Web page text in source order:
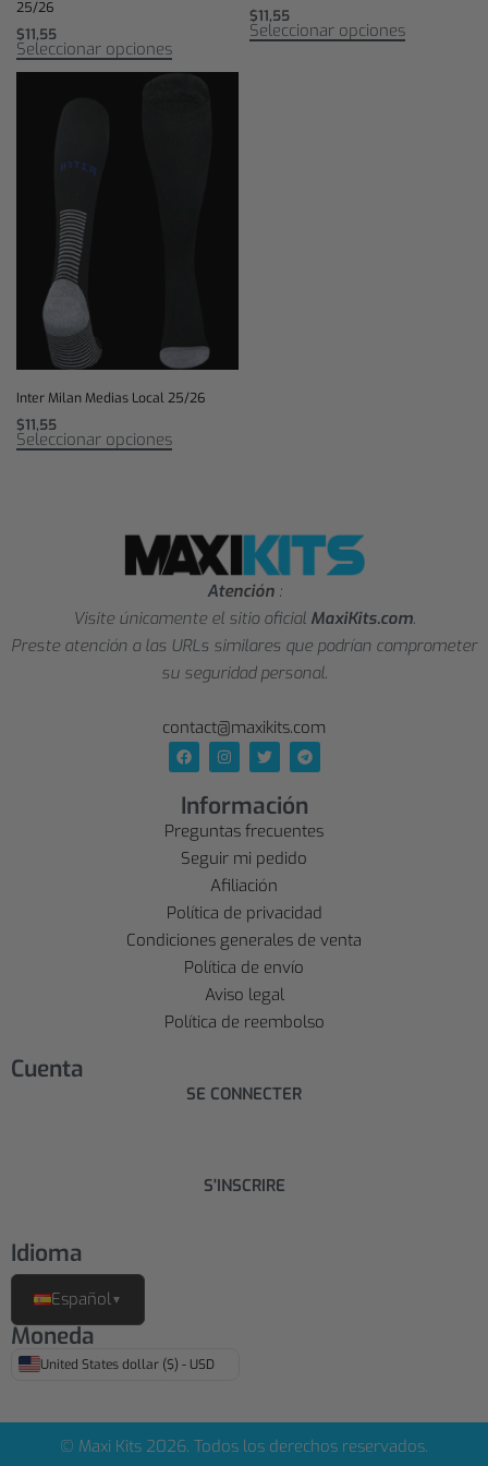
25/26
$11,55
Seleccionar opciones
$11,55
Seleccionar opciones
Inter Milan Medias Local 25/26
$11,55
Seleccionar opciones
Atención :
Visite únicamente el sitio oficial MaxiKits.com.
Preste atención a las URLs similares que podrían comprometer
su seguridad personal.
contact@maxikits.com
Información
Preguntas frecuentes
Seguir mi pedido
Afiliación
Política de privacidad
Condiciones generales de venta
Política de envío
Aviso legal
Política de reembolso
Cuenta
SE CONNECTER
S'INSCRIRE
Idioma
Español▼
Moneda
United States dollar ($) - USD
© Maxi Kits 2026. Todos los derechos reservados.